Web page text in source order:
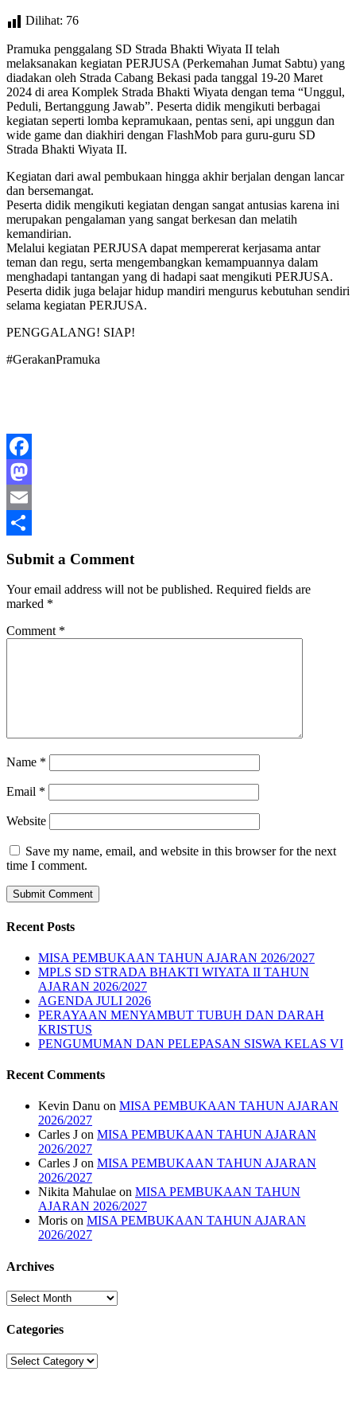
Dilihat: 76
Pramuka penggalang SD Strada Bhakti Wiyata II telah
melaksanakan kegiatan PERJUSA (Perkemahan Jumat Sabtu) yang
diadakan oleh Strada Cabang Bekasi pada tanggal 19-20 Maret
2024 di area Komplek Strada Bhakti Wiyata dengan tema “Unggul,
Peduli, Bertanggung Jawab”. Peserta didik mengikuti berbagai
kegiatan seperti lomba kepramukaan, pentas seni, api unggun dan
wide game dan diakhiri dengan FlashMob para guru-guru SD
Strada Bhakti Wiyata II.
Kegiatan dari awal pembukaan hingga akhir berjalan dengan lancar
dan bersemangat.
Peserta didik mengikuti kegiatan dengan sangat antusias karena ini
merupakan pengalaman yang sangat berkesan dan melatih
kemandirian.
Melalui kegiatan PERJUSA dapat mempererat kerjasama antar
teman dan regu, serta mengembangkan kemampuannya dalam
menghadapi tantangan yang di hadapi saat mengikuti PERJUSA.
Peserta didik juga belajar hidup mandiri mengurus kebutuhan sendiri
selama kegiatan PERJUSA.
PENGGALANG! SIAP!
#GerakanPramuka
Facebook
Mastodon
Email
Submit a Comment
Your email address will not be published. Required fields are
marked *
Comment *
Name *
Email *
Website
Save my name, email, and website in this browser for the next
time I comment.
Recent Posts
MISA PEMBUKAAN TAHUN AJARAN 2026/2027
MPLS SD STRADA BHAKTI WIYATA II TAHUN
AJARAN 2026/2027
AGENDA JULI 2026
PERAYAAN MENYAMBUT TUBUH DAN DARAH
KRISTUS
PENGUMUMAN DAN PELEPASAN SISWA KELAS VI
Recent Comments
Kevin Danu on MISA PEMBUKAAN TAHUN AJARAN
2026/2027
Carles J on MISA PEMBUKAAN TAHUN AJARAN
2026/2027
Carles J on MISA PEMBUKAAN TAHUN AJARAN
2026/2027
Nikita Mahulae on MISA PEMBUKAAN TAHUN
AJARAN 2026/2027
Moris on MISA PEMBUKAAN TAHUN AJARAN
2026/2027
Archives
Archives
Categories
Categories